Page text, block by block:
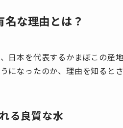
な理由とは？
日本を代表するかまぼこの産
になったのか、理由を知ると
る良質な水